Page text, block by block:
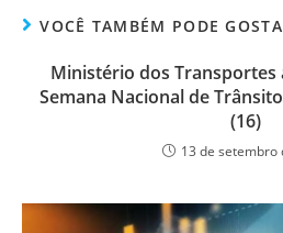
VOCÊ TAMBÉM PODE
Ministério dos Transportes
Semana Nacional de
(16)
13 de setembro